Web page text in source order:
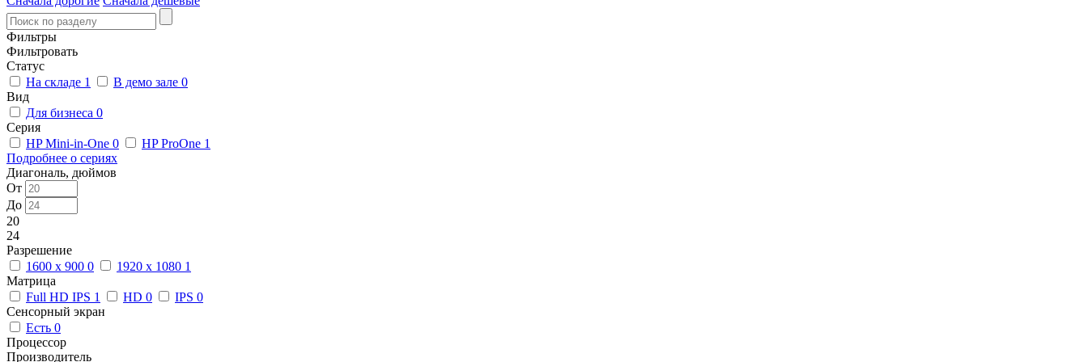
Фильтры
Фильтровать
Статус
На складе 1 В демо зале 0
Вид
Для бизнеса 0
Серия
HP Mini-in-One 0 HP ProOne 1
Подробнее о сериях
Диагональ, дюймов
От
До
20
24
Разрешение
1600 x 900 0 1920 x 1080 1
Матрица
Full HD IPS 1 HD 0 IPS 0
Сенсорный экран
Есть 0
Процессор
Производитель